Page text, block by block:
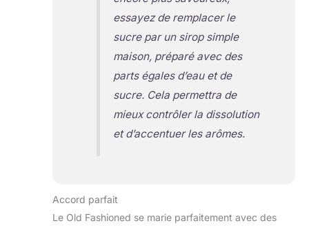
essayez de remplacer le
sucre par un sirop simple
maison, préparé avec des
parts égales d’eau et de
sucre. Cela permettra de
mieux contrôler la dissolution
et d’accentuer les arômes.
Accord parfait
Le Old Fashioned se marie parfaitement avec des